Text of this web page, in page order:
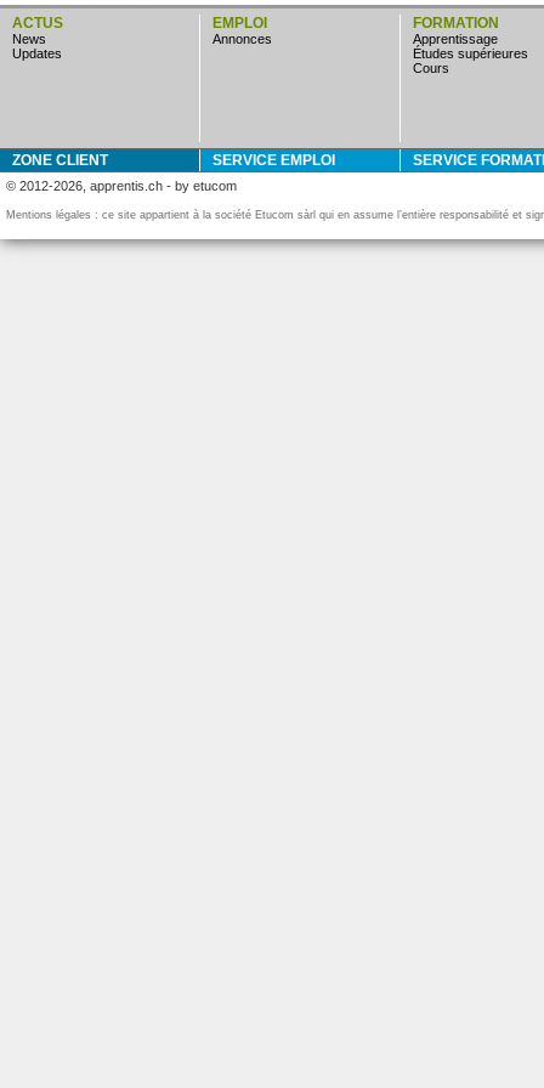
ACTUS
news
updates
EMPLOI
annonces
FORMATION
apprentissage
études supérieures
cours
ZONE CLIENT SERVICE EMPLOI SERVICE
© 2012-2026, apprentis.ch - by etucom
Mentions légales : ce site appartient à la société Etucom sàrl qui en assume l’entière responsabilité et